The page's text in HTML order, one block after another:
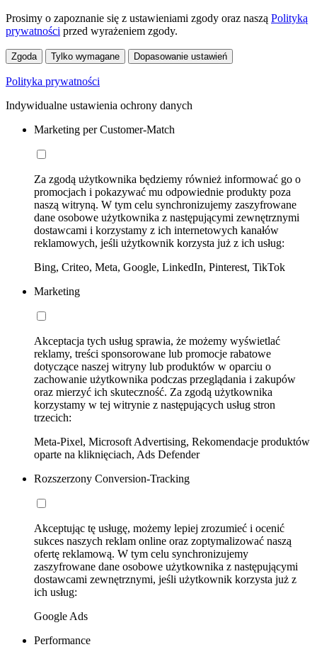
Prosimy o zapoznanie się z ustawieniami zgody oraz naszą Polityką
prywatności przed wyrażeniem zgody.
Zgoda Tylko wymagane Dopasowanie ustawień
Polityka prywatności
Indywidualne ustawienia ochrony danych
Marketing per Customer-Match
Za zgodą użytkownika będziemy również informować go o
promocjach i pokazywać mu odpowiednie produkty poza
naszą witryną. W tym celu synchronizujemy zaszyfrowane
dane osobowe użytkownika z następującymi zewnętrznymi
dostawcami i korzystamy z ich internetowych kanałów
reklamowych, jeśli użytkownik korzysta już z ich usług:
Bing, Criteo, Meta, Google, LinkedIn, Pinterest, TikTok
Marketing
Akceptacja tych usług sprawia, że możemy wyświetlać
reklamy, treści sponsorowane lub promocje rabatowe
dotyczące naszej witryny lub produktów w oparciu o
zachowanie użytkownika podczas przeglądania i zakupów
oraz mierzyć ich skuteczność. Za zgodą użytkownika
korzystamy w tej witrynie z następujących usług stron
trzecich:
Meta-Pixel, Microsoft Advertising, Rekomendacje produktów
oparte na kliknięciach, Ads Defender
Rozszerzony Conversion-Tracking
Akceptując tę usługę, możemy lepiej zrozumieć i ocenić
sukces naszych reklam online oraz zoptymalizować naszą
ofertę reklamową. W tym celu synchronizujemy
zaszyfrowane dane osobowe użytkownika z następującymi
dostawcami zewnętrznymi, jeśli użytkownik korzysta już z
ich usług:
Google Ads
Performance